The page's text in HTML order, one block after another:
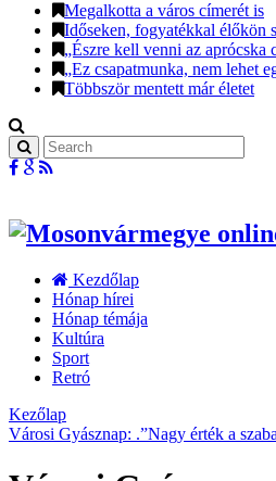
Megalkotta a város címerét is
Időseken, fogyatékkal élőkön
„Észre kell venni az aprócska
„Ez csapatmunka, nem lehet
Többször mentett már életet
Kezdőlap
Hónap hírei
Hónap témája
Kultúra
Sport
Retró
Kezőlap
Városi Gyásznap: .”Nagy érték a